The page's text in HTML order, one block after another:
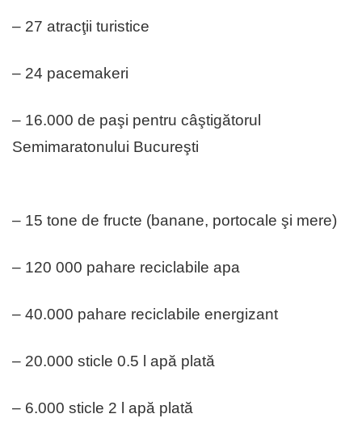
– 27 atracţii turistice
– 24 pacemakeri
– 16.000 de paşi pentru câştigătorul
Semimaratonului Bucureşti
– 15 tone de fructe (banane, portocale şi mere)
– 120 000 pahare reciclabile apa
– 40.000 pahare reciclabile energizant
– 20.000 sticle 0.5 l apă plată
– 6.000 sticle 2 l apă plată